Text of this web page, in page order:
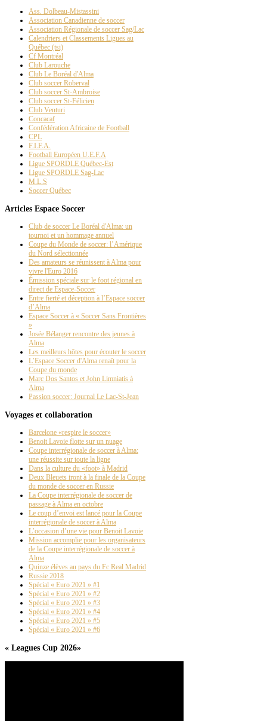
Ass. Dolbeau-Mistassini
Association Canadienne de soccer
Association Régionale de soccer Sag/Lac
Calendriers et Classements Ligues au
Québec (tsi)
Cf Montréal
Club Larouche
Club Le Boréal d'Alma
Club soccer Roberval
Club soccer St-Ambroise
Club soccer St-Félicien
Club Venturi
Concacaf
Confédération Africaine de Football
CPL
F.I.F.A.
Football Européen U.E.F.A
Ligue SPORDLE Québec-Est
Ligue SPORDLE Sag-Lac
M.L.S
Soccer Québec
Articles Espace Soccer
Club de soccer Le Boréal d'Alma: un
tournoi et un hommage annuel
Coupe du Monde de soccer: l’Amérique
du Nord sélectionnée
Des amateurs se réunissent à Alma pour
vivre l'Euro 2016
Émission spéciale sur le foot régional en
direct de Espace-Soccer
Entre fierté et déception à l’Espace soccer
d’Alma
Espace Soccer à « Soccer Sans Frontières
»
Josée Bélanger rencontre des jeunes à
Alma
Les meilleurs hôtes pour écouter le soccer
L’Espace Soccer d'Alma renaît pour la
Coupe du monde
Marc Dos Santos et John Limniatis à
Alma
Passion soccer: Journal Le Lac-St-Jean
Voyages et collaboration
Barcelone «respire le soccer»
Benoit Lavoie flotte sur un nuage
Coupe interrégionale de soccer à Alma:
une réussite sur toute la ligne
Dans la culture du «foot» à Madrid
Deux Bleuets iront à la finale de la Coupe
du monde de soccer en Russie
La Coupe interrégionale de soccer de
passage à Alma en octobre
Le coup d’envoi est lancé pour la Coupe
interrégionale de soccer à Alma
L’occasion d’une vie pour Benoit Lavoie
Mission accomplie pour les organisateurs
de la Coupe interrégionale de soccer à
Alma
Quinze élèves au pays du Fc Real Madrid
Russie 2018
Spécial « Euro 2021 » #1
Spécial « Euro 2021 » #2
Spécial « Euro 2021 » #3
Spécial « Euro 2021 » #4
Spécial « Euro 2021 » #5
Spécial « Euro 2021 » #6
« Leagues Cup 2026»